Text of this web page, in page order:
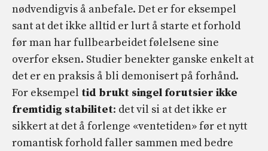
nødvendigvis å anbefale. Det er for eksempel
sant at det ikke alltid er lurt å starte et forhold
før man har fullbearbeidet følelsene sine
overfor eksen. Studier benekter ganske enkelt at
det er en praksis å bli demonisert på forhånd.
For eksempel tid brukt singel forutsier ikke
fremtidig stabilitet: det vil si at det ikke er
sikkert at det å forlenge «ventetiden» før et nytt
romantisk forhold faller sammen med bedre